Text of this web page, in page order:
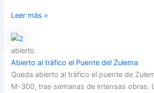
Leer más »
abierto
Abierto al tráfico el Puente del Zulema
Queda abierto al tráfico el puente de
M-300, tras semanas de intensas obras.